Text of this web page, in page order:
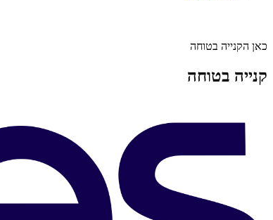
כאן הקנייה בטוחה
קנייה בטוחה